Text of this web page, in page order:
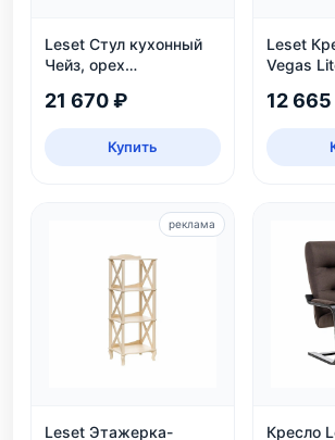
Leset Стул кухонный
Чейз, орех
21 670 ₽
Купить
Leset
Vegas
12
Leset Этажерка-
реклама
Кресло